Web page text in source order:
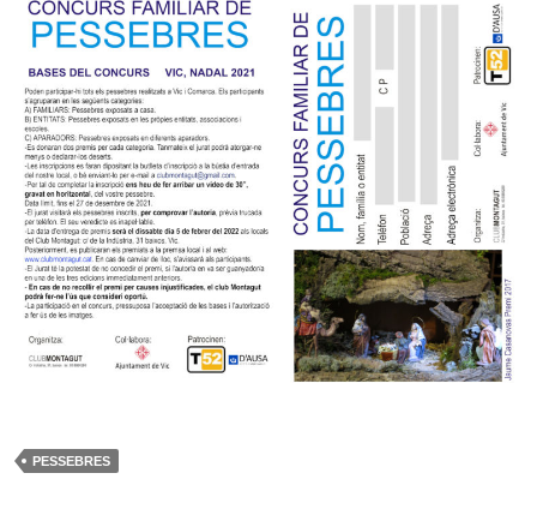
PESSEBRES